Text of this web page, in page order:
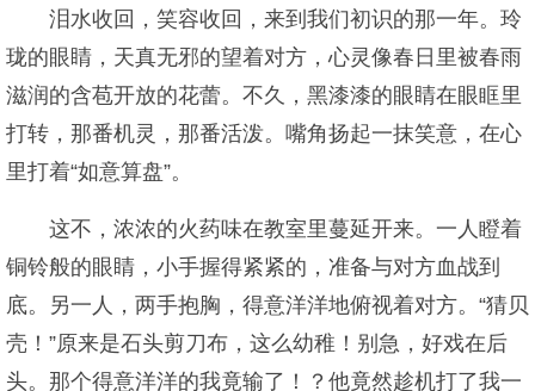
泪水收回，笑容收回，来到我们初识的那一年。玲
珑的眼睛，天真无邪的望着对方，心灵像春日里被春雨
滋润的含苞开放的花蕾。不久，黑漆漆的眼睛在眼眶里
打转，那番机灵，那番活泼。嘴角扬起一抹笑意，在心
里打着“如意算盘”。
这不，浓浓的火药味在教室里蔓延开来。一人瞪着
铜铃般的眼睛，小手握得紧紧的，准备与对方血战到
底。另一人，两手抱胸，得意洋洋地俯视着对方。“猜贝
壳！”原来是石头剪刀布，这么幼稚！别急，好戏在后
头。那个得意洋洋的我竟输了！？他竟然趁机打了我一